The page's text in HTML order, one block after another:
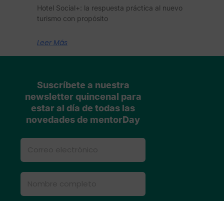
Hotel Social+: la respuesta práctica al nuevo
turismo con propósito
Leer Más
Suscríbete a nuestra
newsletter quincenal para
estar al día de todas las
novedades de mentorDay